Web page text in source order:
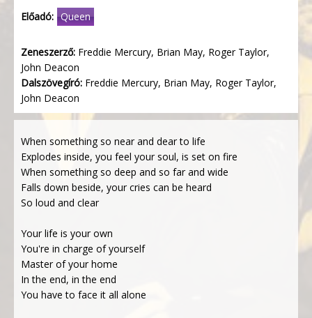
Előadó: Queen
Zeneszerző: Freddie Mercury, Brian May, Roger Taylor,
John Deacon
Dalszövegíró: Freddie Mercury, Brian May, Roger Taylor,
John Deacon
When something so near and dear to life
Explodes inside, you feel your soul, is set on fire
When something so deep and so far and wide
Falls down beside, your cries can be heard
So loud and clear
Your life is your own
You're in charge of yourself
Master of your home
In the end, in the end
You have to face it all alone